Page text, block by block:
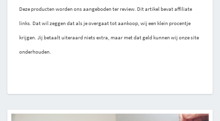
Deze producten worden ons aangeboden ter review. Dit artikel bevat affiliate
links. Dat wil zeggen dat als je overgaat tot aankoop, wij een klein procentje
krijgen. Jij betaalt uiteraard niets extra, maar met dat geld kunnen wij onze site
onderhouden.